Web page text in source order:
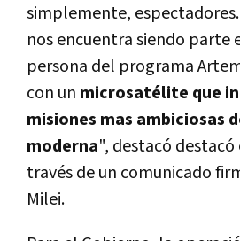
simplemente,
nos encuentra siendo parte
persona del programa
con un microsatélite que
misiones mas ambiciosas
moderna", destacó
través de un comunicado
Milei.